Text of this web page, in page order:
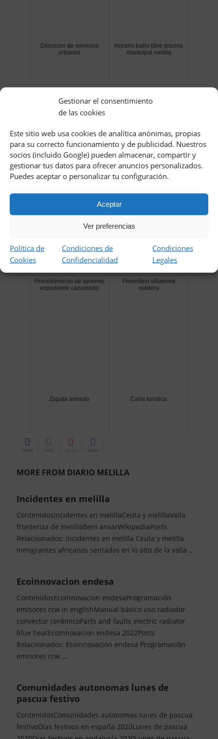
Gestionar el consentimiento
de las cookies
Este sitio web usa cookies de analítica anónimas, propias
para su correcto funcionamiento y de publicidad. Nuestros
socios (incluido Google) pueden almacenar, compartir y
gestionar tus datos para ofrecer anuncios personalizados.
Puedes aceptar o personalizar tu configuración.
Aceptar
Ver preferencias
Política de
Cookies
Condiciones de
Confidencialidad
Condiciones
Legales
Direccion de servicios
urbanos
Horario baño libre piscina
municipal melilla
Barnabitas palencia Horarios autobuses linea 3
Procedimiento de apremio
expediente cancelado
Florentino villabona
madera
Zapata armado Carta turistica
SHARE TWEET SHARE
MORE FROM DIARIO MELILLA
Incidentes en melilla
ContenidosIncidentes en melillaCeuta y melillaValla
fronteriza de melillaBeni ansarWikipediaPosts
Relaciionados: Incidentes en melilla Ceuta y melilla
Inmigrantes africanos sentados en lo alto de la valla …
Ecoinnovacion endesa
ContenidosEcoinnovacion endesaProgramación
emisores rcw in englishManual básico uso radiador
convector cerámicoParts and faults electric radiator
blue heatEcoinnovacion endesa 2022Posts
Relaciionados: Ecoinnovacion endesa Programación
emisores rcw …
Comunidades autonomas lunes de
pascua festivo
ContenidosComunidades autonomas lunes de pascua
festivoDías festivos en españa 2020Lunes de pascua